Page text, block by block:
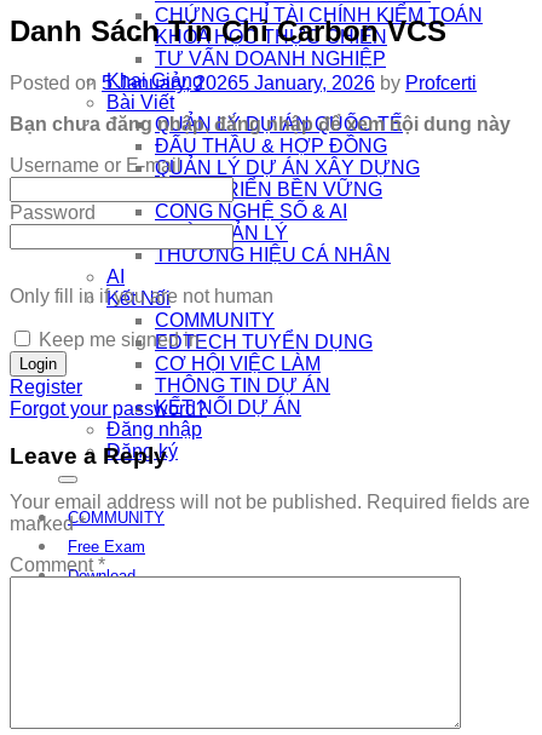
CHỨNG CHỈ TÀI CHÍNH KIỂM TOÁN
KHÓA HỌC THỰC CHIẾN
TƯ VẤN DOANH NGHIỆP
Khai Giảng
Bài Viết
QUẢN LÝ DỰ ÁN QUỐC TẾ
ĐẤU THẦU & HỢP ĐỒNG
QUẢN LÝ DỰ ÁN XÂY DỰNG
PHÁT TRIỂN BỀN VỮNG
CÔNG NGHỆ SỐ & AI
NHÀ QUẢN LÝ
THƯƠNG HIỆU CÁ NHÂN
AI
Kết Nối
COMMUNITY
EDTECH TUYỂN DỤNG
CƠ HỘI VIỆC LÀM
THÔNG TIN DỰ ÁN
KẾT NỐI DỰ ÁN
Đăng nhập
Đăng ký
COMMUNITY
Free Exam
Download
Danh Sách Tín Chỉ Carbon VCS
Posted on 5 January, 20265 January, 2026 by Profcerti
Bạn chưa đăng nhập, đăng nhập để xem nội dung này
Username or E-mail
Password
Only fill in if you are not human
Keep me signed in
Register
Forgot your password?
Leave a Reply
Your email address will not be published. Required fields are
marked*
Comment*